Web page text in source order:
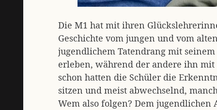
Die M1 hat mit ihren
Geschichte vom jungen und vom
jugendlichem Tatendrang mit
erleben, während der andere ihn
schon hatten die Schüler die
sitzen und meist abwechselnd,
Wem also folgen? Dem